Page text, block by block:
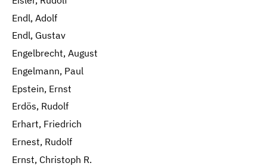
Endl, Adolf
Endl, Gustav
Engelbrecht, August
Engelmann, Paul
Epstein, Ernst
Erdös, Rudolf
Erhart, Friedrich
Ernest, Rudolf
Ernst, Christoph R.